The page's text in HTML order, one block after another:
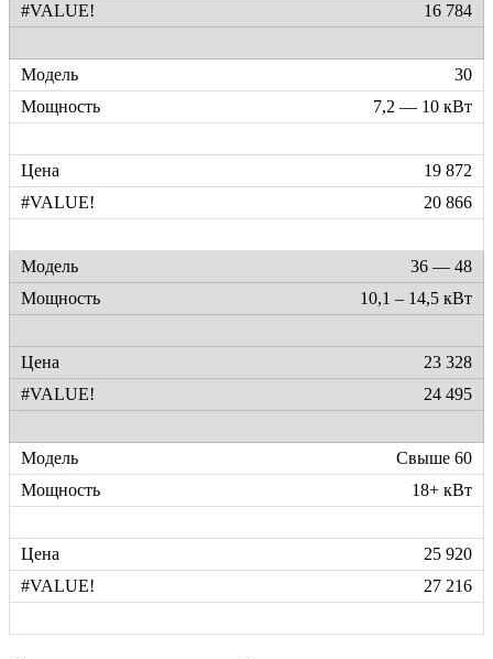
16 784
30
7,2 — 10 кВт
19 872
20 866
36 — 48
10,1 – 14,5 кВт
23 328
24 495
Свыше 60
18+ кВт
25 920
27 216